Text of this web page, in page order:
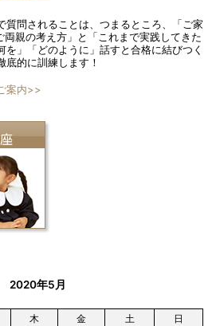
質問されることは、つまるところ、「ご家
親の考え方」と「これまで実践してきた
」「どのように」話すと合格に結びつく
的に訓練します！
案内>>
2020年5月
木 金 土
日